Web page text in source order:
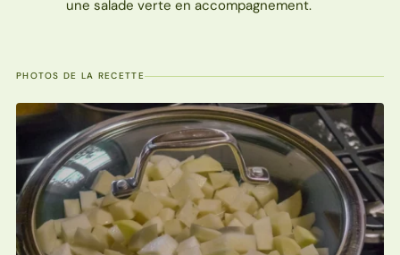
une salade verte en accompagnement.
PHOTOS DE LA RECETTE